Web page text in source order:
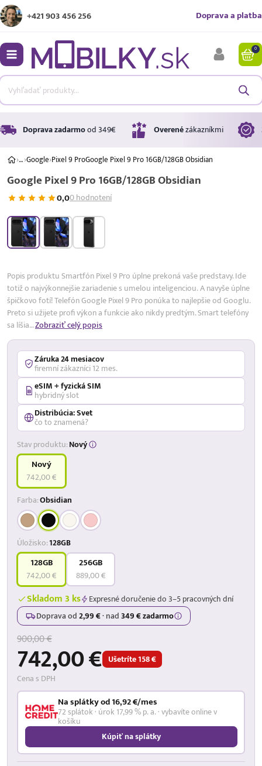
+421 903 456 256 Doprava a platba
0
Doprava zadarmood 349€ Overenézákazníkmi
›…›Google›Pixel 9 ProGoogle Pixel 9 Pro 16GB/128GB Obsidian
Google Pixel 9 Pro 16GB/128GB Obsidian
0,00 hodnotení
A A ↑
Úrok
17,99 %
Popis produktu Smartfón Pixel 9 Pro úplne prekoná vaše predstavy. Ide
totiž o najvýkonnejšie zariadenie s umelou inteligenciou. A navyše úplne
špičkovo fotí! Telefón Google Pixel 9 Pro ponúka to najlepšie od Googlu.
Preto si užijete profi výkon a funkcie ako nikdy predtým. Smart telefóny
sa líšia…Zobraziť celý popis
Záruka 24 mesiacov
firemní zákazníci 12 mes.
eSIM + fyzická SIM
hybridný slot
Distribúcia: Svet
čo to znamená?
Stav produktu:Nový
Nový
742,00 €
Farba:Obsidian
Úložisko:128GB
128GB
742,00 €
256GB
889,00 €
Skladom 3 ks
Expresné doručenie do 3–5 pracovných dní
Doprava od2,99 €·nad349 € zadarmo
900,00 €
742,00 € Ušetríte 158 €
Cena s DPH
Na splátky od 16,92 €/mes
72 splátok · úrok 17,99 % p. a. · vybavíte online v
košíku
Kúpiť na splátky